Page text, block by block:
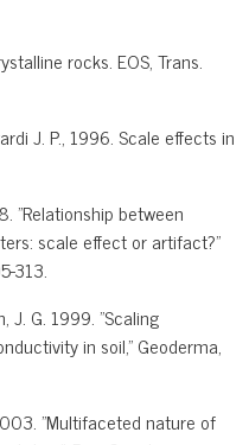
rocks. EOS, Trans.
J. P., 1996. Scale effects in
"Relationship between
scale effect or artifact?"
313.
J. G. 1999. "Scaling
in soil," Geoderma,
"Multifaceted nature of